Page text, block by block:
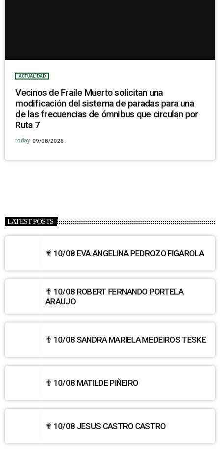
ACTUALIDAD
Vecinos de Fraile Muerto solicitan una
modificación del sistema de paradas para una
de las frecuencias de ómnibus que circulan por
Ruta 7
today 09/08/2026
LATEST POSTS
✟ 10/08 EVA ANGELINA PEDROZO FIGAROLA
✟ 10/08 ROBERT FERNANDO PORTELA
ARAUJO
✟ 10/08 SANDRA MARIELA MEDEIROS TESKE
✟ 10/08 MATILDE PIÑEIRO
✟ 10/08 JESUS CASTRO CASTRO